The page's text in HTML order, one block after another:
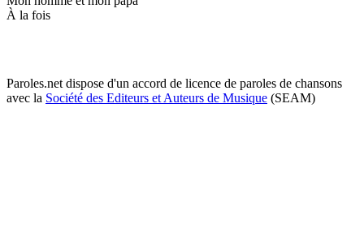
À la fois
Paroles.net dispose d'un accord de licence de paroles de chansons
avec la Société des Editeurs et Auteurs de Musique (SEAM)